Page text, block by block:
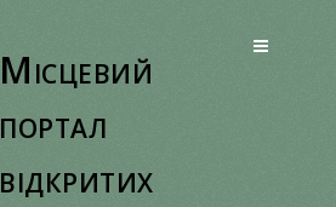
Місцевий
портал
відкритих